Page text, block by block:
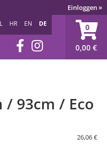
Einloggen»
0
0,00 €
HR EN DE
/ 93cm / Eco
26,06 €